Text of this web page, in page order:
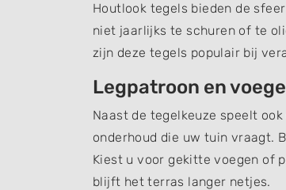
Houtlook tegels bieden de
niet jaarlijks te schuren of te
zijn deze tegels populair bij
Legpatroon en
Naast de tegelkeuze speelt
onderhoud die uw tuin vraagt.
Kiest u voor gekitte voegen of
blijft het terras langer netjes.